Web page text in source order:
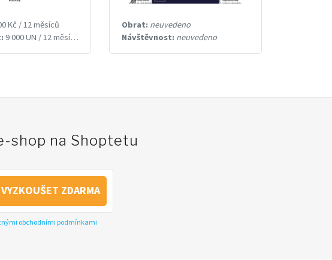
Kč / 12 měsíců
9 000 UN / 12 měsíců
Obrat: neuvedeno
Návštěvnost: neuvedeno
shop na Shoptetu
VYZKOUŠET ZDARMA
obchodními podmínkami